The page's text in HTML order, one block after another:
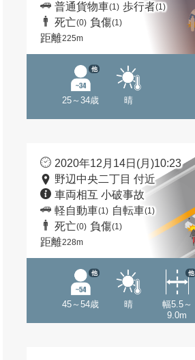
普通貨物車(1) 歩行者(1)
死亡(0) 負傷(1)
距離225m
25～34歳
他
晴
2020年12月14日(月)10:23
野辺中央二丁目 付近
車両相互 小破事故
軽自動車(1) 自転車(1)
死亡(0) 負傷(1)
距離228m
45～54歳
他
晴
幅5.5～
9.0m
他